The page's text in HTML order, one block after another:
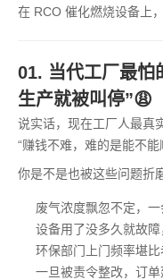
在 RCO 催化燃烧设备上
01. 当代工厂最怕
生产就被叫停”😩
说实话，现在工厂人最真
“赚钱不难，难的是能不
你是不是也被这些问题折
废气浓度飘忽不定，
设备用了没多久就故
环保部门上门频率堪比
一旦被责令整改，订